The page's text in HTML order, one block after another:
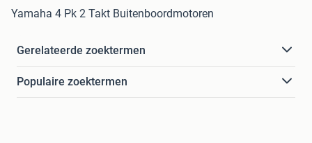
Yamaha 4 Pk 2 Takt Buitenboordmotoren
Gerelateerde zoektermen
Populaire zoektermen